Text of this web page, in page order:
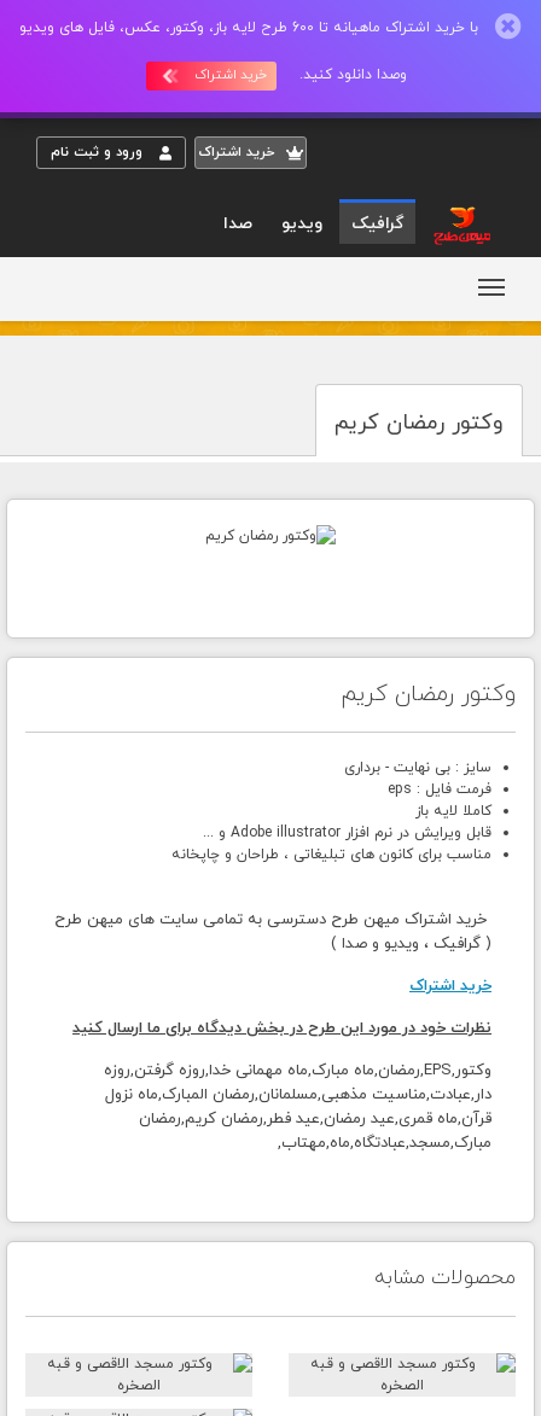
با خرید اشتراک ماهیانه تا 600 طرح لایه باز، وکتور، عکس، فایل های ویدیو
وصدا دانلود کنید. خرید اشتراک
خريد اشتراک ورود و ثبت نام
گرافیک ویدیو صدا
وکتور رمضان کریم
وکتور رمضان کریم
سایز : بی نهایت - برداری
فرمت فایل : eps
کاملا لایه باز
قابل ویرایش در نرم افزار Adobe illustrator و ...
مناسب برای کانون های تبلیغاتی ، طراحان و چاپخانه
خرید اشتراک میهن طرح دسترسی به تمامی سایت های میهن طرح
( گرافیک ، ویدیو و صدا )
خرید اشتراک
نظرات خود در مورد این طرح در بخش دیدگاه برای ما ارسال کنید
وکتور,EPS,رمضان,ماه مبارک,ماه مهمانی خدا,روزه گرفتن,روزه
دار,عبادت,مناسیت مذهبی,مسلمانان,رمضان المبارک,ماه نزول
قرآن,ماه قمری,عید رمضان,عید فطر,رمضان کریم,رمضان
مبارک,مسجد,عبادتگاه,ماه,مهتاب,
محصولات مشابه